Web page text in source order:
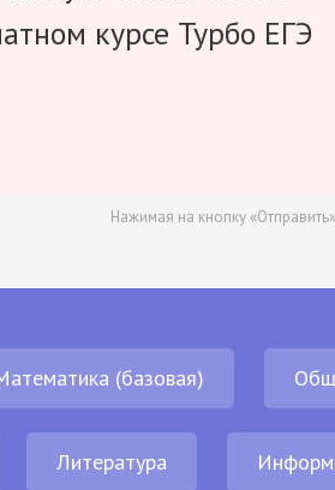
курсе Турбо ЕГЭ
Нажимая на кнопку
(базовая)
Литература